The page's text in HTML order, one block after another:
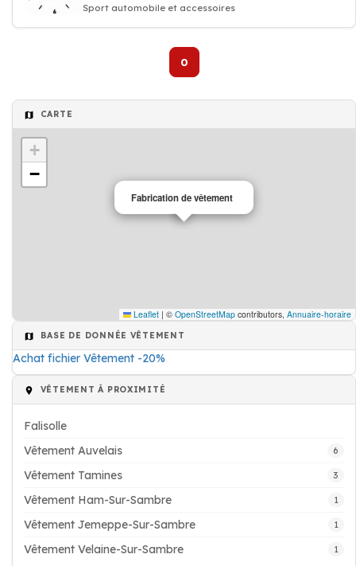
Sport automobile et accessoires
0
CARTE
Fabrication de vêtement
+
−
Leaflet | © OpenStreetMap contributors, Annuaire-horaire
BASE DE DONNÉE VÊTEMENT
Achat fichier Vêtement -20%
VÊTEMENT À PROXIMITÉ
Falisolle
Vêtement Auvelais
6
Vêtement Tamines 3
Vêtement Ham-Sur-Sambre 1
Vêtement Jemeppe-Sur-Sambre 1
Vêtement Velaine-Sur-Sambre 1